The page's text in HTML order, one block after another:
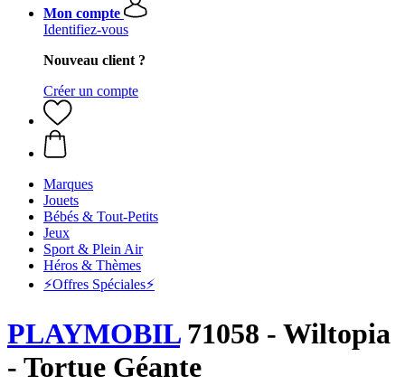
Mon compte
Identifiez-vous
Nouveau client ?
Créer un compte
Marques
Jouets
Bébés & Tout-Petits
Jeux
Sport & Plein Air
Héros & Thèmes
⚡️Offres Spéciales⚡️
PLAYMOBIL71058 - Wiltopia
- Tortue Géante